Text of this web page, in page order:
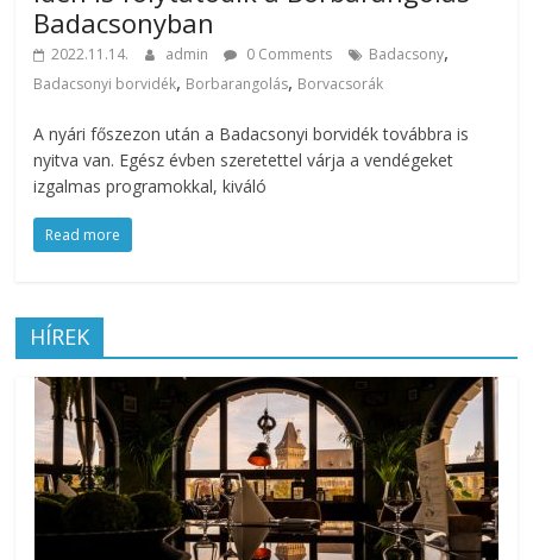
Badacsonyban
2022.11.14. admin 0 Comments Badacsony,
Badacsonyi borvidék, Borbarangolás, Borvacsorák
A nyári főszezon után a Badacsonyi borvidék továbbra is
nyitva van. Egész évben szeretettel várja a vendégeket
izgalmas programokkal, kiváló
Read more
HÍREK